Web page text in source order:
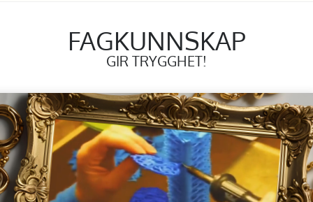
FAGKUNNSKAP
GIR TRYGGHET!